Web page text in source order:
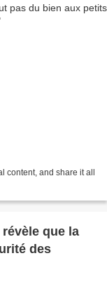
content, and share it all
que la
des